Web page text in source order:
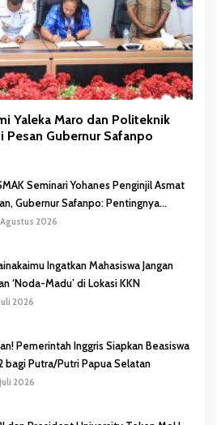
Yaleka Maro dan Politeknik
Pesan Gubernur Safanpo
Seminari Yohanes Penginjil Asmat
Gubernur Safanpo: Pentingnya
Karakter
2026
Ingatkan Mahasiswa Jangan
‘Noda-Madu’ di Lokasi KKN
2026
Pemerintah Inggris Siapkan Beasiswa
S1 dan S2 bagi Putra/Putri Papua Selatan
2026